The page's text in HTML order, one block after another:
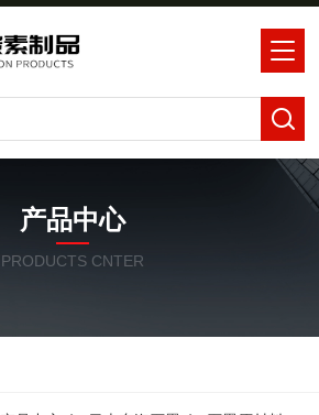
产品中心
PRODUCTS CNTER